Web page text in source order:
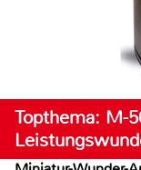
Topthema: M-